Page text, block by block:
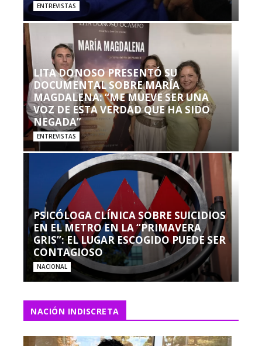
ENTREVISTAS
LITA DONOSO PRESENTÓ SU
DOCUMENTAL SOBRE MARÍA
MAGDALENA: “ME MUEVE SER UNA
VOZ DE ESTA VERDAD QUE HA SIDO
NEGADA”
ENTREVISTAS
PSICÓLOGA CLÍNICA SOBRE SUICIDIOS
EN EL METRO EN LA “PRIMAVERA
GRIS”: EL LUGAR ESCOGIDO PUEDE SER
CONTAGIOSO
NACIONAL
NACIÓN INDISCRETA